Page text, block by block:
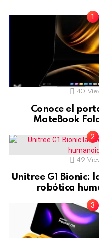
40
Conoce el
MateBook
49
Unitree G1 Bionic:
robótica